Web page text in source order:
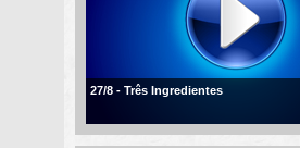
27/8 - Três Ingredientes